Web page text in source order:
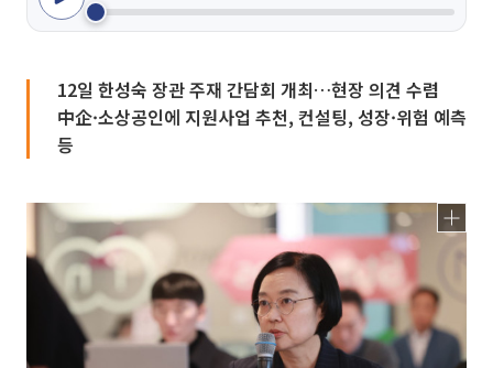
12일 한성숙 장관 주재 간담회 개최…현장 의견 수렴
中企·소상공인에 지원사업 추천, 컨설팅, 성장·위험 예측
등